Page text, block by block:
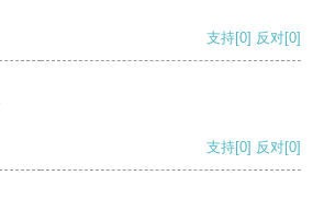
支持[0] 反对[0]
支持[0] 反对[0]